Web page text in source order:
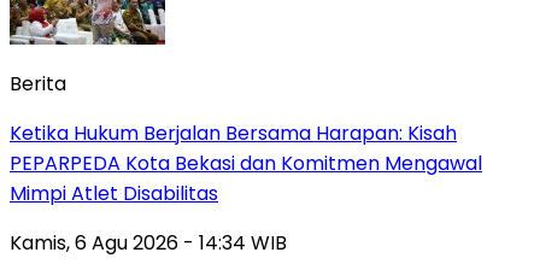
Berita
Ketika Hukum Berjalan Bersama Harapan: Kisah
PEPARPEDA Kota Bekasi dan Komitmen Mengawal
Mimpi Atlet Disabilitas
Kamis, 6 Agu 2026 - 14:34 WIB